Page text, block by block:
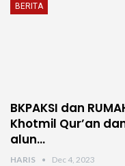
BERITA
BKPAKSI dan
Khotmil Qur’an
alun…
HARIS Dec 4, 2023